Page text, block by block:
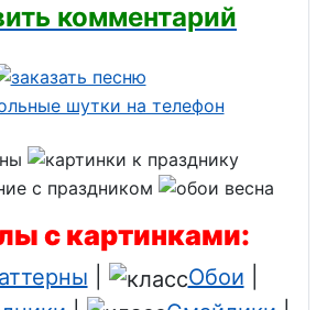
комментарий
с картинками:
Обои